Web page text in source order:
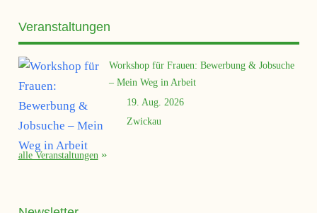
Veranstaltungen
Workshop für Frauen: Bewerbung & Jobsuche
– Mein Weg in Arbeit
19. Aug. 2026
Zwickau
alle Veranstaltungen